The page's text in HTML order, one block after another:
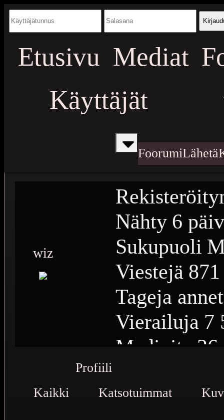
Etusivu Mediat
Käyttäjät
FoorumiLähetä
wiz
Nähty 6
Sukupuoli
Viestejä 871
Tageja
Vierailuja 7
Medioita
26
Plussia
Profiili
Kaikki
Katsotuimmat